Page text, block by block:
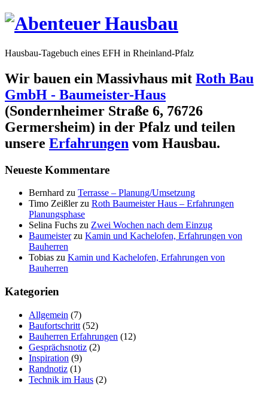
Hausbau-Tagebuch eines EFH in Rheinland-Pfalz
Wir bauen ein Massivhaus mit Roth Bau
GmbH - Baumeister-Haus
(Sondernheimer Straße 6, 76726
Germersheim) in der Pfalz und teilen
unsere Erfahrungen vom Hausbau.
Neueste Kommentare
Bernhard zu Terrasse – Planung/Umsetzung
Timo Zeißlerzu Roth Baumeister Haus – Erfahrungen
Planungsphase
Selina Fuchs zu Zwei Wochen nach dem Einzug
Baumeisterzu Kamin und Kachelofen, Erfahrungen von
Bauherren
Tobias zu Kamin und Kachelofen, Erfahrungen von
Bauherren
Kategorien
Allgemein (7)
Baufortschritt (52)
Bauherren Erfahrungen (12)
Gesprächsnotiz (2)
Inspiration (9)
Randnotiz (1)
Technik im Haus (2)